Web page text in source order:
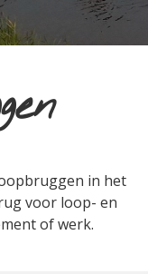
in het
voor loop- en
of werk.